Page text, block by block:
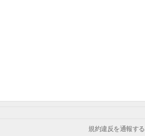
規約違反を通報する